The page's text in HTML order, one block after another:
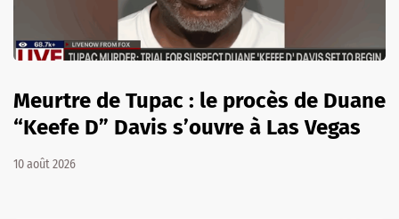
Meurtre de Tupac : le procès de Duane
“Keefe D” Davis s’ouvre à Las Vegas
10 août 2026